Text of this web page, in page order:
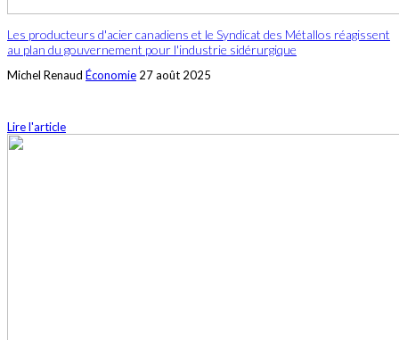
Les producteurs d'acier canadiens et le Syndicat des Métallos réagissent
au plan du gouvernement pour l'industrie sidérurgique
Michel Renaud Économie 27 août 2025
Lire l'article